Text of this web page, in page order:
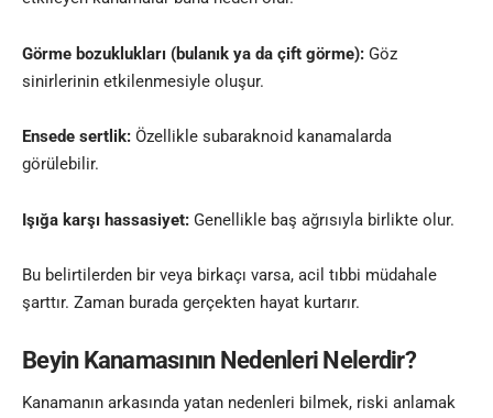
Görme bozuklukları (bulanık ya da çift görme): Göz
sinirlerinin etkilenmesiyle oluşur.
Ensede sertlik: Özellikle subaraknoid kanamalarda
görülebilir.
Işığa karşı hassasiyet: Genellikle baş ağrısıyla birlikte olur.
Bu belirtilerden bir veya birkaçı varsa, acil tıbbi müdahale
şarttır. Zaman burada gerçekten hayat kurtarır.
Beyin Kanamasının Nedenleri Nelerdir?
Kanamanın arkasında yatan nedenleri bilmek, riski anlamak